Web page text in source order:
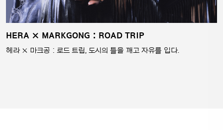
HERA × MARKGONG : ROAD TRIP
헤라 × 마크공 : 로드 트립, 도시의 틀을 깨고 자유를 입다.